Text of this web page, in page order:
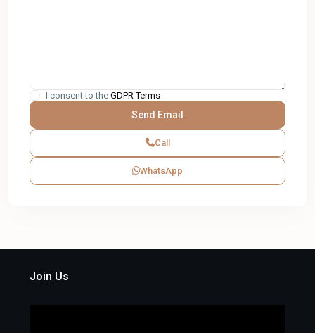
I consent to the GDPR Terms
Call
WhatsApp
Join Us